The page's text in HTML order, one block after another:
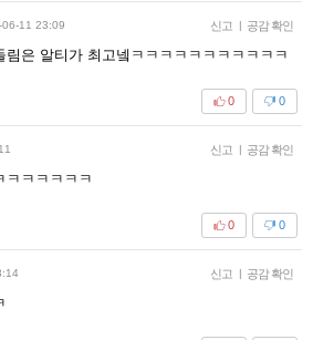
06-11 23:09 신고 | 공감 확인
림은 알티가 최고넼ㅋㅋㅋㅋㅋㅋㅋㅋㅋㅋㅋ
0
0
신고 | 공감 확인
ㅋㅋㅋㅋㅋㅋ
0
0
신고 | 공감 확인